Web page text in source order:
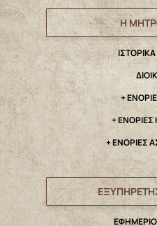
Η
IΣΤΟΡΙΚΑ
+
+
+ ΕΝΟΡΙΕΣ